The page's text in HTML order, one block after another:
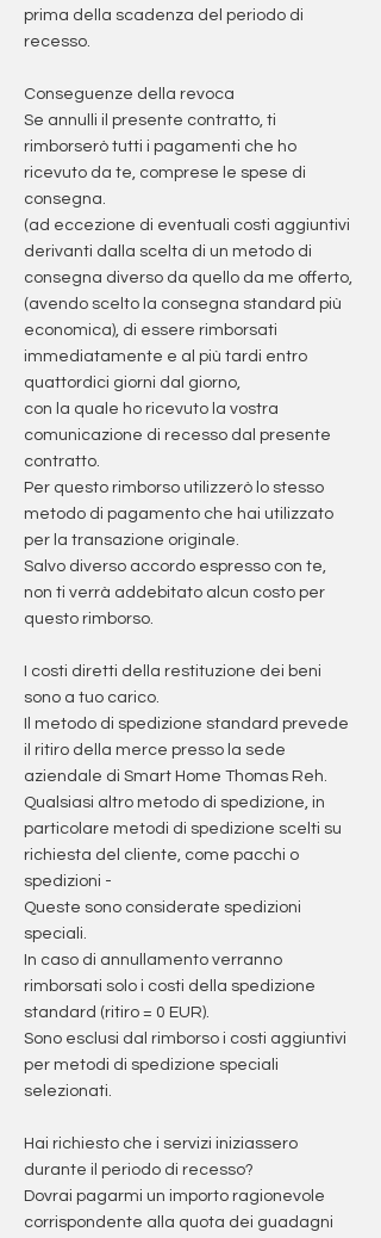
prima della scadenza del periodo di
recesso.
Conseguenze della revoca
Se annulli il presente contratto, ti
rimborserò tutti i pagamenti che ho
ricevuto da te, comprese le spese di
consegna.
(ad eccezione di eventuali costi aggiuntivi
derivanti dalla scelta di un metodo di
consegna diverso da quello da me offerto,
(avendo scelto la consegna standard più
economica), di essere rimborsati
immediatamente e al più tardi entro
quattordici giorni dal giorno,
con la quale ho ricevuto la vostra
comunicazione di recesso dal presente
contratto.
Per questo rimborso utilizzerò lo stesso
metodo di pagamento che hai utilizzato
per la transazione originale.
Salvo diverso accordo espresso con te,
non ti verrà addebitato alcun costo per
questo rimborso.
I costi diretti della restituzione dei beni
sono a tuo carico.
Il metodo di spedizione standard prevede
il ritiro della merce presso la sede
aziendale di Smart Home Thomas Reh.
Qualsiasi altro metodo di spedizione, in
particolare metodi di spedizione scelti su
richiesta del cliente, come pacchi o
spedizioni -
Queste sono considerate spedizioni
speciali.
In caso di annullamento verranno
rimborsati solo i costi della spedizione
standard (ritiro = 0 EUR).
Sono esclusi dal rimborso i costi aggiuntivi
per metodi di spedizione speciali
selezionati.
Hai richiesto che i servizi iniziassero
durante il periodo di recesso?
Dovrai pagarmi un importo ragionevole
corrispondente alla quota dei guadagni